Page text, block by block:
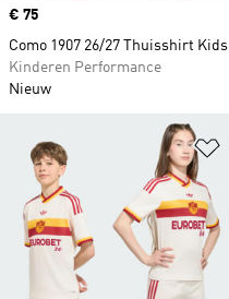
Price
€ 75
Como 1907 26/27 Thuisshirt Kids
Kinderen Performance
Nieuw